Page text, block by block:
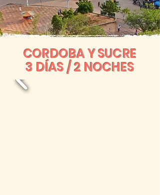
CORDOBA Y SUCRE
3 DÍAS/ 2 NOCHES